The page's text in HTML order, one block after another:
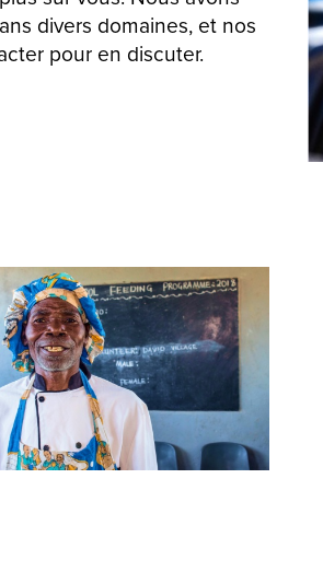
divers domaines, et nos
pour en discuter.